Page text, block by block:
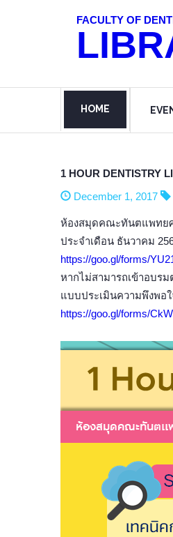
FACULTY OF
HOME
1 HOUR DENTISTRY
December 1, 2017
ห้องสมุดคณะทันตแพทยศ
ประจำเดือน ธันวาคม
https://goo.gl/forms/
หากไม่สามารถเข้าอบร
แบบประเมินความพึงพอ
https://goo.gl/forms/